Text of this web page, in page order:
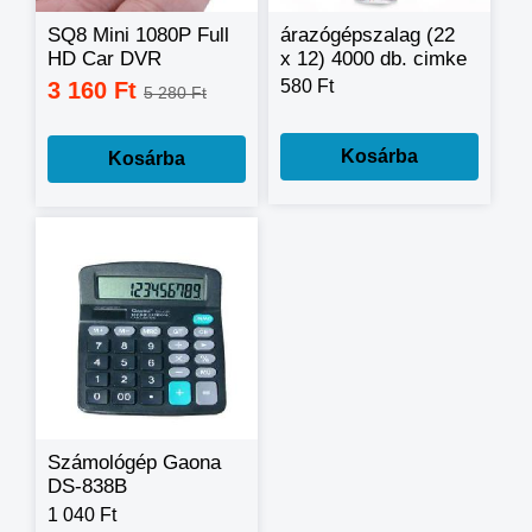
SQ8 Mini 1080P Full
HD Car DVR
Camera Recorder -
BLACK
3 160 Ft 5 280 Ft
Kosárba
árazógépszalag (22
x 12) 4000 db. cimke
/ csomag
580 Ft
Kosárba
Számológép Gaona
DS-838B
1 040 Ft